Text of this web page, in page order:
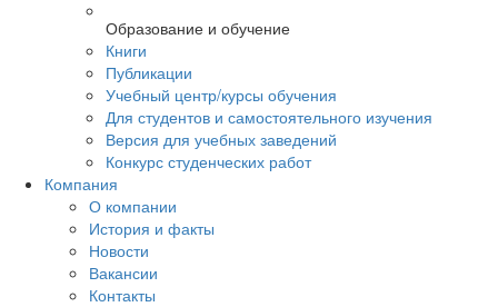
Образование и обучение
Книги
Публикации
Учебный центр/курсы обучения
Для студентов и самостоятельного изучения
Версия для учебных заведений
Конкурс студенческих работ
Компания
О компании
История и факты
Новости
Вакансии
Контакты